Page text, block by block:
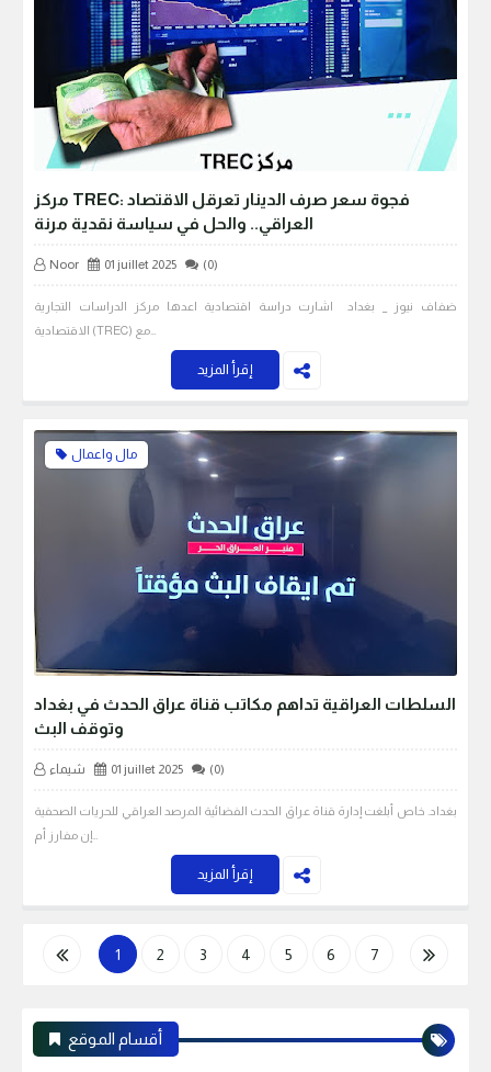
مركز TREC: فجوة سعر صرف الدينار تعرقل الاقتصاد
العراقي.. والحل في سياسة نقدية مرنة
Noor 01 juillet 2025 (0)
ضفاف نيوز _ بغداد اشارت دراسة اقتصادية اعدها مركز الدراسات التجارية
إقرأ المزيد
مال واعمال
السلطات العراقية تداهم مكاتب قناة عراق الحدث في بغداد
وتوقف البث
شيماء 01 juillet 2025 (0)
بغداد. خاص أبلغت إدارة قناة عراق الحدث الفضائية المرصد العراقي للحريات الصحفية
إقرأ المزيد
1 2 3 4 5 6 7
أقسام الموقع